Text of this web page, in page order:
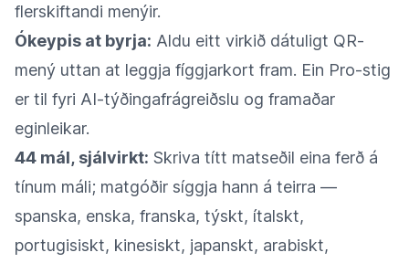
flerskiftandi menýir.
Ókeypis at byrja: Aldu eitt virkið dátuligt QR-
mený uttan at leggja fíggjarkort fram. Ein Pro-stig
er til fyri AI-týðingafrágreiðslu og framaðar
eginleikar.
44 mál, sjálvirkt: Skriva títt matseðil eina ferð á
tínum máli; matgóðir síggja hann á teirra —
spanska, enska, franska, týskt, ítalskt,
portugisiskt, kinesiskt, japanskt, arabiskt,